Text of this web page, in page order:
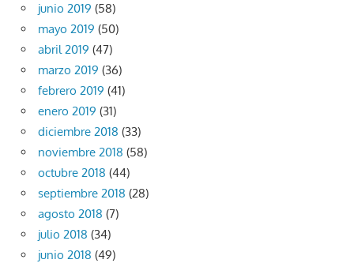
junio 2019 (58)
mayo 2019 (50)
abril 2019 (47)
marzo 2019 (36)
febrero 2019 (41)
enero 2019 (31)
diciembre 2018 (33)
noviembre 2018 (58)
octubre 2018 (44)
septiembre 2018 (28)
agosto 2018 (7)
julio 2018 (34)
junio 2018 (49)